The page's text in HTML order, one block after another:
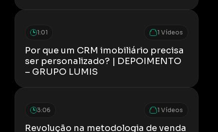
1:01 1 Vídeos
Por que um CRM imobiliário precisa
ser personalizado? | DEPOIMENTO
– GRUPO LUMIS
3:06 1 Vídeos
Revolução na metodologia de venda